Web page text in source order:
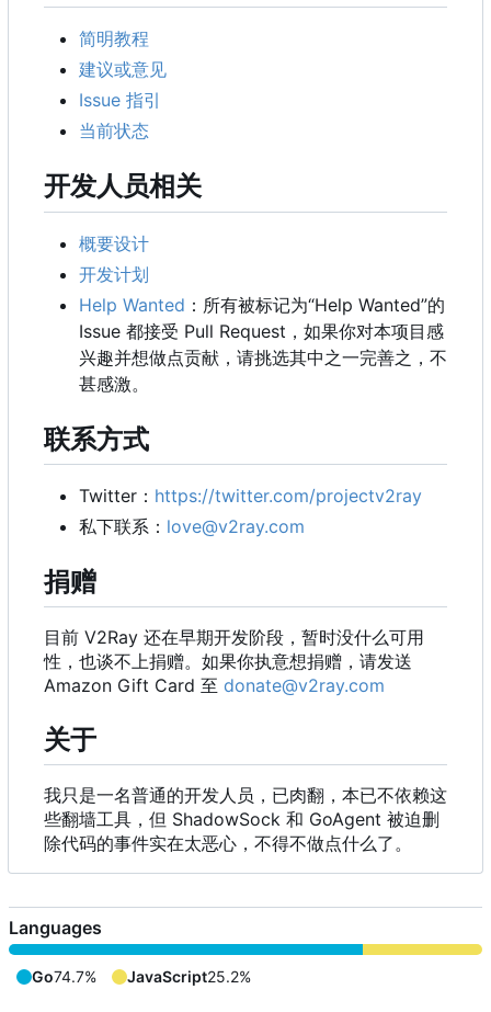
简明教程
建议或意见
Issue 指引
当前状态
开发人员相关
概要设计
开发计划
Help Wanted ：所有被标记为“Help Wanted”的
Issue 都接受 Pull Request，如果你对本项目感
兴趣并想做点贡献，请挑选其中之一完善之，不
甚感激。
联系方式
Twitter ： https://twitter.com/projectv2ray
私下联系： love@v2ray.com
捐赠
目前 V2Ray 还在早期开发阶段，暂时没什么可用
性，也谈不上捐赠。如果你执意想捐赠，请发送
Amazon Gift Card 至 donate@v2ray.com
关于
我只是一名普通的开发人员，已肉翻，本已不依赖这
些翻墙工具，但 ShadowSock 和 GoAgent 被迫删
除代码的事件实在太恶心，不得不做点什么了。
Languages
Go74.7% JavaScript25.2%